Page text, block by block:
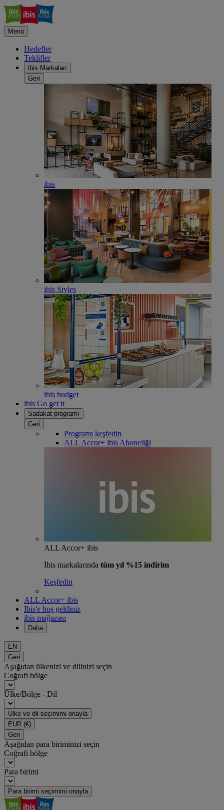
Menü
Hedefler
Teklifler
ibis Markaları
Geri
ibis
ibis Styles
ibis budget
ibis Go get it
Sadakat programı
Geri
Programı keşfedin
ALL Accor+ ibis Aboneliği
ALL Accor+ ibis
İbis markalarında tüm yıl %15 indirim
Keşfedin
ALL Accor+ ibis
Ibis'e hoş geldiniz
ibis mağazası
Daha
EN
Geri
Aşağıdan ülkenizi ve dilinizi seçin
Coğrafi bölge
Ülke/Bölge - Dil
Ülke ve dil seçimimi onayla
EUR (€)
Geri
Aşağıdan para biriminizi seçin
Coğrafi bölge
Para birimi
Para birimi seçimimi onayla